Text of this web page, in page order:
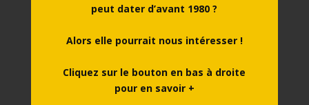
peut dater d’avant 1980 ?
Alors elle pourrait nous intéresser !
Cliquez sur le bouton en bas à droite
pour en savoir +
Informations pratiques
Tarifs, jours et horaires d’ouvertures,
moyens de paiement, langues de visite,